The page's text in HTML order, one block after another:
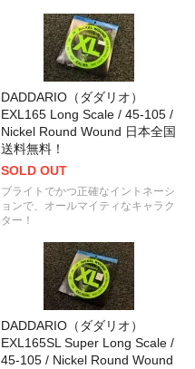
DADDARIO（ダダリオ）
EXL165 Long Scale / 45-105 /
Nickel Round Wound 日本全国
送料無料！
SOLD OUT
ブライトでかつ正確なイントネーシ
ョンで、オールマイティなキャラク
ター！
DADDARIO（ダダリオ）
EXL165SL Super Long Scale /
45-105 / Nickel Round Wound